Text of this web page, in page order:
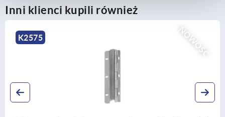
Inni klienci kupili również
NOWOŚĆ
K2575